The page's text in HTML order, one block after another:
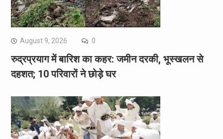
August 9, 2026 0
रुद्रप्रयाग में बारिश का कहर: जमीन दरकी, भूस्खलन से
दहशत; 10 परिवारों ने छोड़े घर